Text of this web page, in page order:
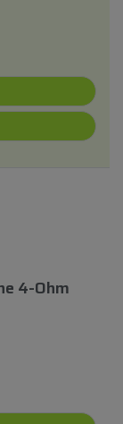
4-Ohm